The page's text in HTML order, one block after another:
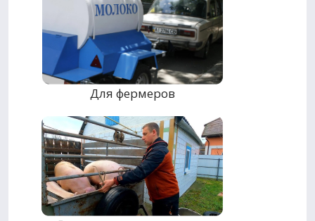
Для фермеров